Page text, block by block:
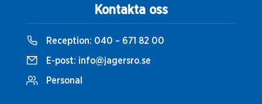
Kontakta oss
Reception: 040 – 671 82 00
E-post: info@jagersro.se
Personal